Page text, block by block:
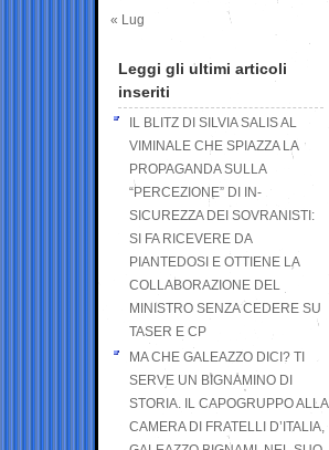
« Lug
Leggi gli ultimi articoli
inseriti
IL BLITZ DI SILVIA SALIS AL
VIMINALE CHE SPIAZZA LA
PROPAGANDA SULLA
“PERCEZIONE” DI IN-
SICUREZZA DEI SOVRANISTI:
SI FA RICEVERE DA
PIANTEDOSI E OTTIENE LA
COLLABORAZIONE DEL
MINISTRO SENZA CEDERE SU
TASER E CP
MA CHE GALEAZZO DICI? TI
SERVE UN BIGNAMINO DI
STORIA. IL CAPOGRUPPO ALLA
CAMERA DI FRATELLI D’ITALIA,